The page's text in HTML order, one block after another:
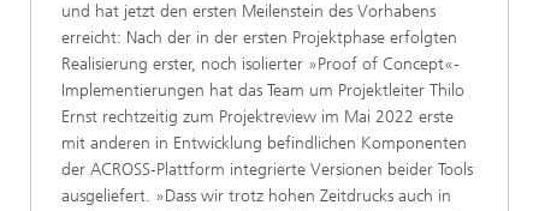
und hat jetzt den ersten Meilenstein des Vorhabens
erreicht: Nach der in der ersten Projektphase erfolgten
Realisierung erster, noch isolierter »Proof of Concept«-
Implementierungen hat das Team um Projektleiter Thilo
Ernst rechtzeitig zum Projektreview im Mai 2022 erste
mit anderen in Entwicklung befindlichen Komponenten
der ACROSS-Plattform integrierte Versionen beider Tools
ausgeliefert. »Dass wir trotz hohen Zeitdrucks auch in